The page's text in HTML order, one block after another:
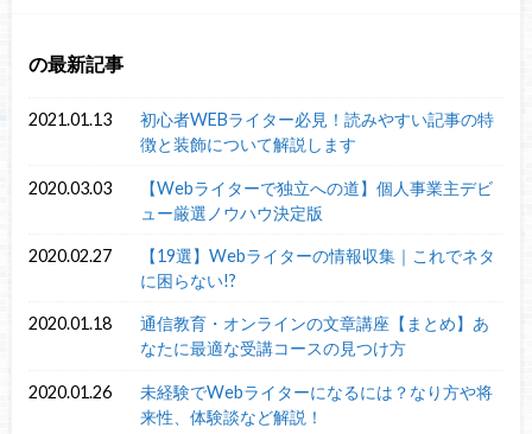
の最新記事
2021.01.13
初心者WEBライター必見！読みやすい記事の特
徴と装飾について解説します
2020.03.03
【Webライターで独立への道】個人事業主デビ
ュー厳選ノウハウ決定版
2020.02.27
【19選】Webライターの情報収集｜これでネタ
に困らない!?
2020.01.18
通信教育・オンラインの文章講座【まとめ】あ
なたに最適な受講コースの見つけ方
2020.01.26
未経験でWebライターになるには？なり方や将
来性、体験談など解説！